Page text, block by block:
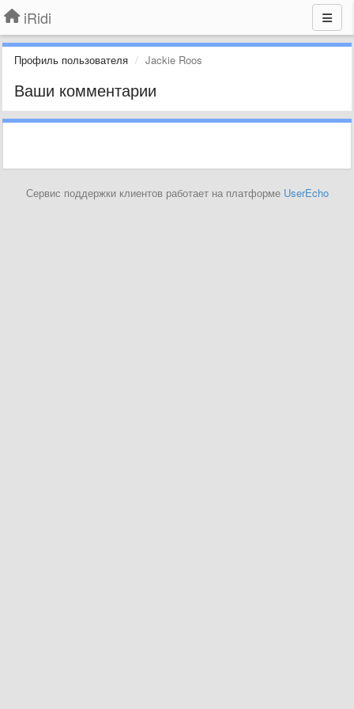
iRidi
Профиль пользователя Jackie Roos
Ваши комментарии
Сервис поддержки клиентов работает на платформе UserEcho